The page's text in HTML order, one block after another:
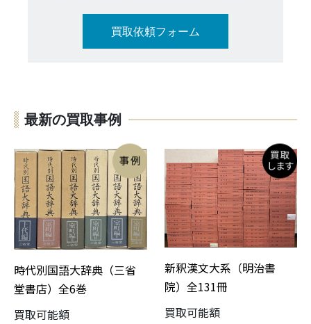
買取依頼フォーム
最新の買取事例
時代別国語大辞典（三省
堂書店）全6巻
買取可能額
新釈漢文大系（明治書
院）全131冊
買取可能額